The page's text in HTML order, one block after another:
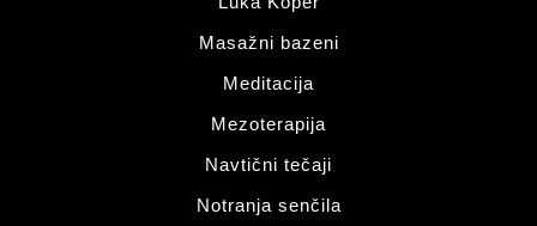
Masažni bazeni
Meditacija
Mezoterapija
Navtični tečaji
Notranja senčila